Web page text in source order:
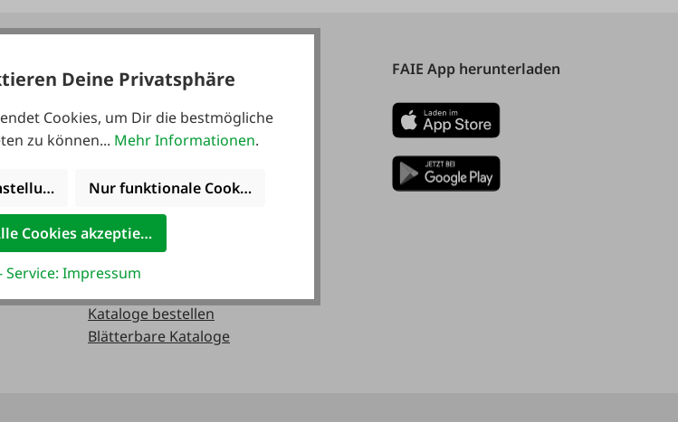
Kataloge
Kataloge bestellen
Blätterbare Kataloge
FAIE App herunterladen
Deine Privatsphäre
Cookies, um Dir die bestmögliche
zu können... Mehr Informationen.
Nur funktionale Cookies akzeptieren
Cookies akzeptieren
Service: Impressum